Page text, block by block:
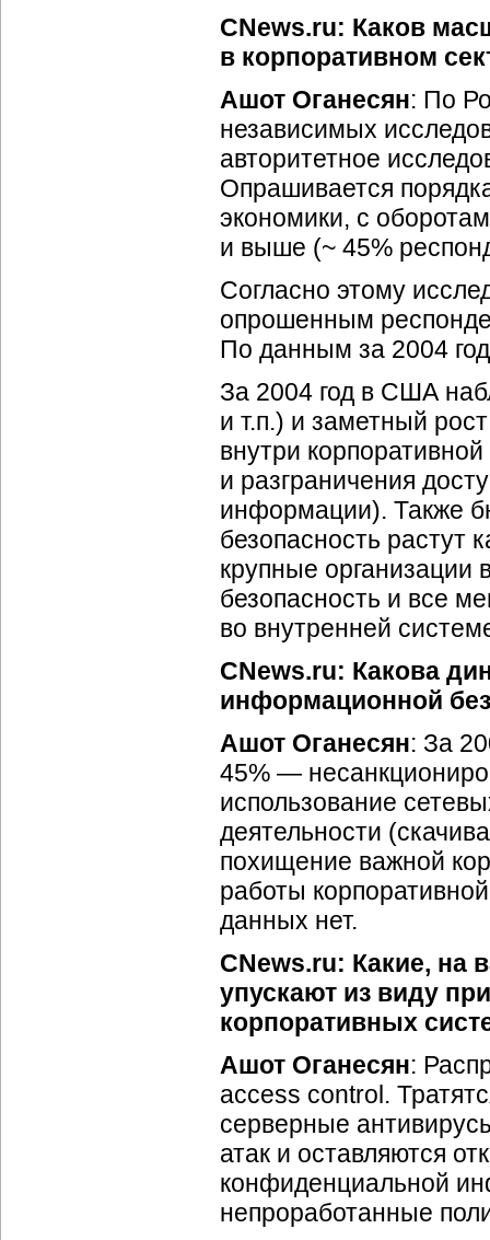
CNews.ru: Каков
в корпоративном
Ашот Оганесян: По
независимых
авторитетное
Опрашивается
экономики, с
и выше (~ 45%
Согласно этому
опрошенным
По данным за 2004
За 2004 год в США
и т.п.) и заметный
внутри
и разграничения
информации). Также
безопасность растут
крупные организации
безопасность и все
во внутренней
CNews.ru: Какова
информационной
Ашот Оганесян: За
45% —
использование
деятельности
похищение важной
работы
данных нет.
CNews.ru: Какие, на
упускают из виду
корпоративных
Ашот Оганесян:
access control.
серверные
атак и оставляются
конфиденциальной
непроработанные